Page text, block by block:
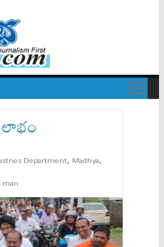
Department, Madhya,